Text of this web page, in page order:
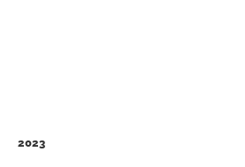
2023